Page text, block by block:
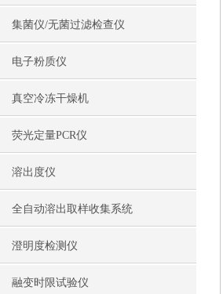
集菌仪/无菌过滤检查仪
电子粉质仪
真空冷冻干燥机
荧光定量PCR仪
溶出度仪
全自动溶出取样收集系统
澄明度检测仪
融变时限试验仪